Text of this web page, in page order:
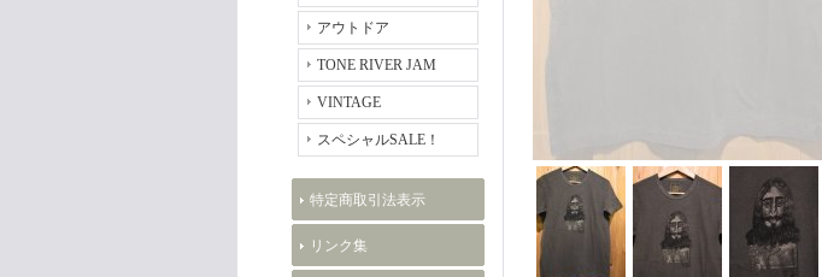
アウトドア
TONE RIVER JAM
VINTAGE
スペシャルSALE！
特定商取引法表示
リンク集